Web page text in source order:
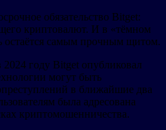
обязательство Bitget:
криптовалют. И в «тёмном
остаётся самым прочным щитом.
году Bitget опубликовал
могут быть
в ближайшие два
была адресована
криптомошенничества.